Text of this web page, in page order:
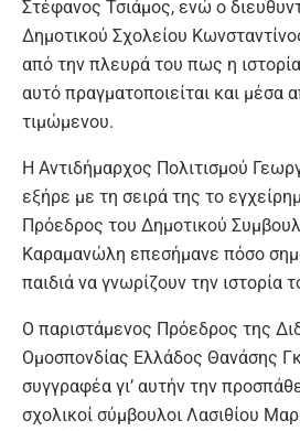
Στέφανος Τσιάμος, ενώ ο
Δημοτικού Σχολείου
από την πλευρά του πως η
αυτό πραγματοποιείται και μέσα
τιμώμενου.
Η Αντιδήμαρχος Πολιτισμού
εξήρε με τη σειρά της το
Πρόεδρος του Δημοτικού
Καραμανώλη επεσήμανε πόσο
παιδιά να γνωρίζουν την ιστορία
Ο παριστάμενος Πρόεδρος της
Ομοσπονδίας Ελλάδος Θανάσης
συγγραφέα γι’ αυτήν την
σχολικοί σύμβουλοι Λασιθίου